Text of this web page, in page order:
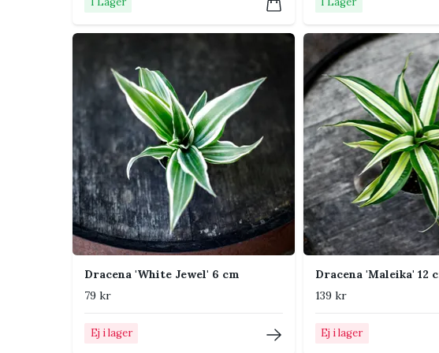
Tips från Klorofyllverket
Känn på jorden innan du vattnar.
Rotera plantan ibland för jämn tillväxt.
Undvik kalla drag och vatten som blir stående i
Kontrollera nya blad och bladundersidor efter skadedjur.
Vanliga skadedjur
Växten kan drabbas av trips, spinnkvalster och ullöss.
stjälkar och jord regelbundet. Tidig upptäckt gör angrepp lättare
Vanliga frågor om Fatsia 'Spider's
Hur ofta ska Fatsia 'Spider's Web' 12 cm
Vattna efter hur torr jorden är, inte efter ett fast veckoschema.
Dracena 'White Jewel' 6 cm
79 kr
Ej i lager
Dracena 'Maleika' 12
139 kr
Ej i lager